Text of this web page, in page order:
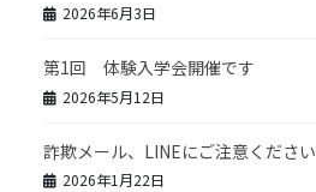
2026年6月3日
第1回 体験入学会開催です
2026年5月12日
詐欺メール、LINEにご注意ください
2026年1月22日